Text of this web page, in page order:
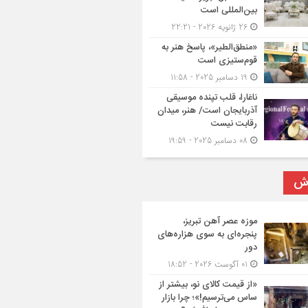
بین‌المللی است
«منطق‌الطیر»، پاسخ هنر به
قوم‌ستیزی است
ناغارا، قلب تپنده موسیقی
آذربایجان است/ هنر، میدان
رقابت نیست
موزه عصر آهن تبریز،
پنجره‌ای به سوی هزاره‌های
دور
«از قیمت کالای نو، بیشتر از
ساس می‌ترسیم!»؛ چرا بازار